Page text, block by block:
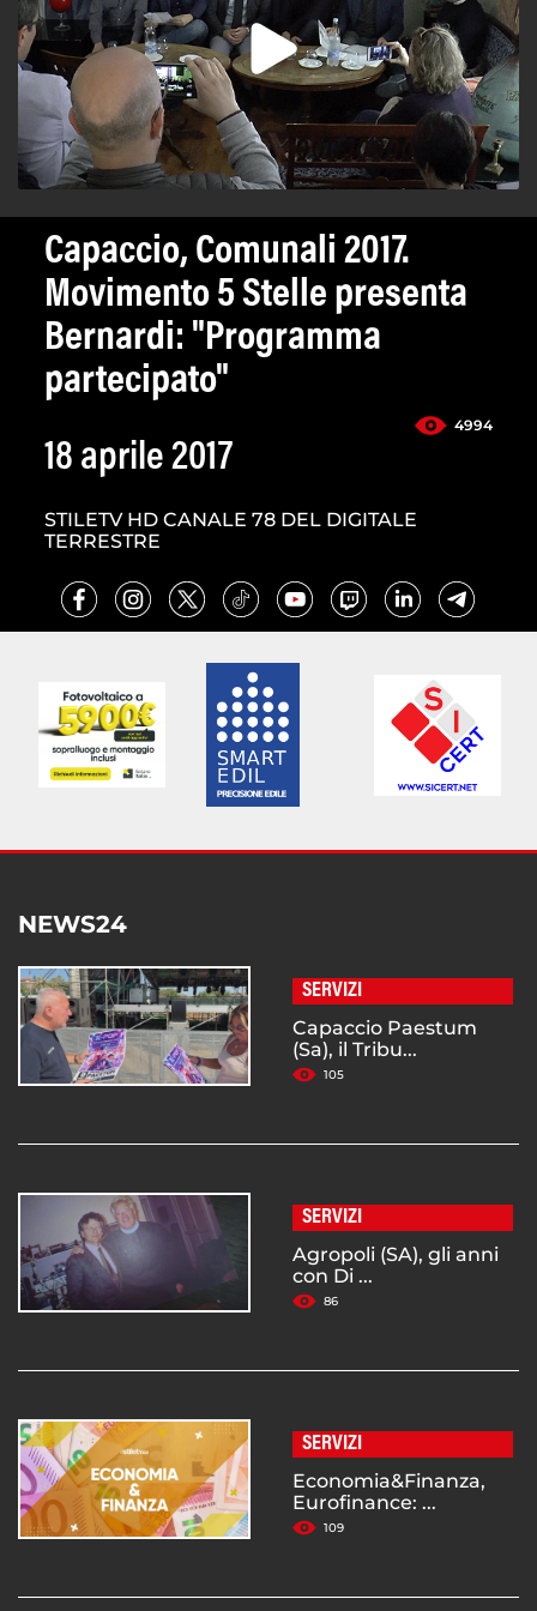
Capaccio, Comunali 2017.
Movimento 5 Stelle presenta
Bernardi: "Programma
partecipato"
4994
18 aprile 2017
STILETV HD CANALE 78 DEL DIGITALE
TERRESTRE
NEWS24
SERVIZI
Capaccio Paestum
(Sa), il Tribu...
105
SERVIZI
Agropoli (SA), gli anni
con Di ...
86
SERVIZI
Economia&Finanza,
Eurofinance: ...
109